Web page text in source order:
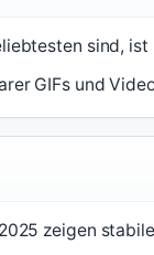
sind,
GIFs und
zeigen